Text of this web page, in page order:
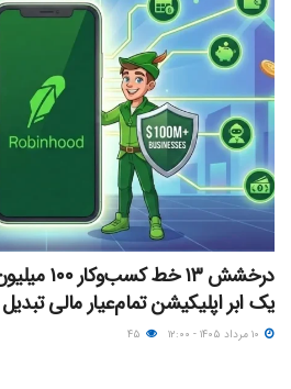
درخشش ۱۳
یک ابر اپلیکیشن تمام‌عیار مالی